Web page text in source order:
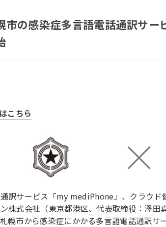
市の感染症多言語電話通訳サ
こちら
訳サービス「my mediPhone」、クラウ
株式会社（東京都港区、代表取締役：澤
幌市から感染症にかかる多言語電話通訳サ